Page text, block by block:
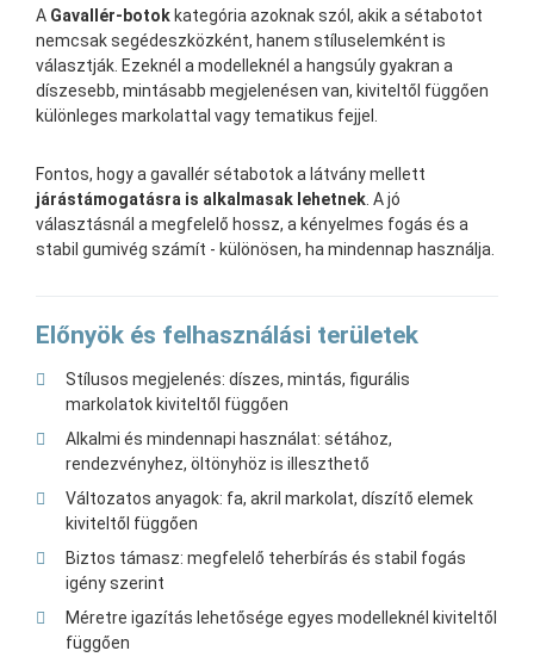
A Gavallér-botokkategória azoknak szól, akik a sétabotot
nemcsak segédeszközként, hanem stíluselemként is
választják. Ezeknél a modelleknél a hangsúly gyakran a
díszesebb, mintásabb megjelenésen van, kiviteltől függően
különleges markolattal vagy tematikus fejjel.
Fontos, hogy a gavallér sétabotok a látvány mellett
járástámogatásra is alkalmasak lehetnek . A jó
választásnál a megfelelő hossz, a kényelmes fogás és a
stabil gumivég számít - különösen, ha mindennap használja.
Előnyök és felhasználási területek
Stílusos megjelenés: díszes, mintás, figurális
markolatok kiviteltől függően
Alkalmi és mindennapi használat: sétához,
rendezvényhez, öltönyhöz is illeszthető
Változatos anyagok: fa, akril markolat, díszítő elemek
kiviteltől függően
Biztos támasz: megfelelő teherbírás és stabil fogás
igény szerint
Méretre igazítás lehetősége egyes modelleknél kiviteltől
függően